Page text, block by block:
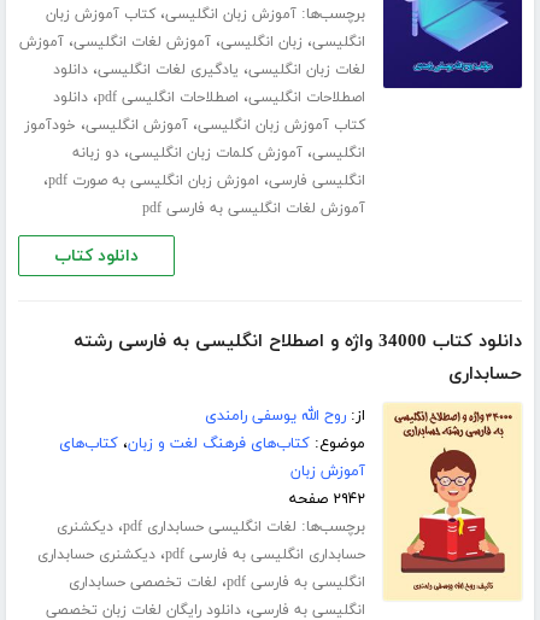
برچسب‌ها:آموزش زبان انگلیسی،کتاب آموزش زبان
انگلیسی، زبان انگلیسی،آموزش لغات انگلیسی،آموزش
لغات زبان انگلیسی، یادگیری لغات انگلیسی،دانلود
اصطلاحات انگلیسی، اصطلاحات انگلیسی pdf ،دانلود
کتاب آموزش زبان انگلیسی،آموزش انگلیسی، خودآموز
انگلیسی،آموزش کلمات زبان انگلیسی،دو زبانه
انگلیسی فارسی، اموزش زبان انگلیسی به صورت pdf ،
آموزش لغات انگلیسی به فارسی pdf
دانلود کتاب
دانلود کتاب 34000 واژه و اصطلاح انگلیسی به فارسی رشته
حسابداری
از:روح الله یوسفی رامندی
موضوع:کتاب‌های فرهنگ لغت و زبان،کتاب‌های
آموزش زبان
۲۹۴۲ صفحه
برچسب‌ها: لغات انگلیسی حسابداری pdf ،دیکشنری
حسابداری انگلیسی به فارسی pdf
،دیکشنری حسابداری
انگلیسی به فارسی pdf
، لغات تخصصی حسابداری
انگلیسی به فارسی،دانلود رایگان لغات زبان تخصصی